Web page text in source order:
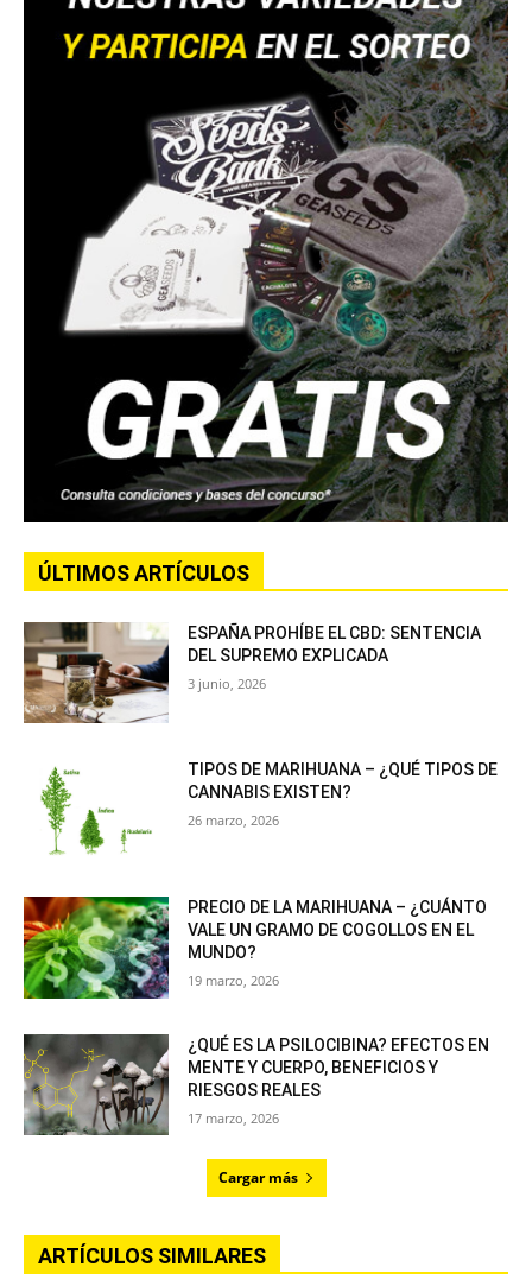
ÚLTIMOS ARTÍCULOS
ESPAÑA PROHÍBE EL CBD: SENTENCIA
DEL SUPREMO EXPLICADA
3 junio, 2026
TIPOS DE MARIHUANA – ¿QUÉ TIPOS DE
CANNABIS EXISTEN?
26 marzo, 2026
PRECIO DE LA MARIHUANA – ¿CUÁNTO
VALE UN GRAMO DE COGOLLOS EN EL
MUNDO?
19 marzo, 2026
¿QUÉ ES LA PSILOCIBINA? EFECTOS EN
MENTE Y CUERPO, BENEFICIOS Y
RIESGOS REALES
17 marzo, 2026
Cargar más
ARTÍCULOS SIMILARES